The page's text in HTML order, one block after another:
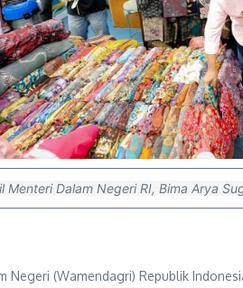
Menteri Dalam Negeri RI, Bima Arya
Negeri (Wamendagri) Republik